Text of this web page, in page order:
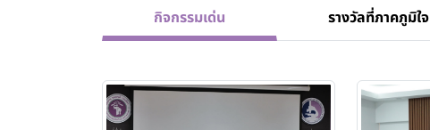
กิจกรรมเด่น รางวัลที่ภาคภูมิใจ